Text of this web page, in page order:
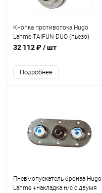
Кнопка противотока Hugo
Lahme TAIFUN-DUO (пьезо)
кабель 5м (7308720)
32 112 ₽/ шт
Подробнее
Пневмопускатель бронза Hugo
Lahme +накладка н/с с двумя